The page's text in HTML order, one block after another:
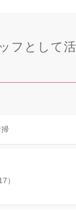
フとして活
）